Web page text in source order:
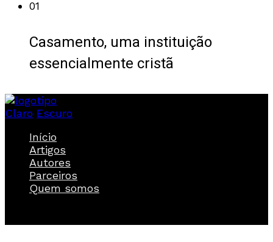
01
Casamento, uma instituição
essencialmente cristã
Claro Escuro
Início
Artigos
Autores
Parceiros
Quem somos